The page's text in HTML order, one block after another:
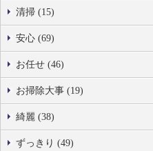
清掃 (15)
安心 (69)
お任せ (46)
お掃除大事 (19)
綺麗 (38)
ずっきり (49)